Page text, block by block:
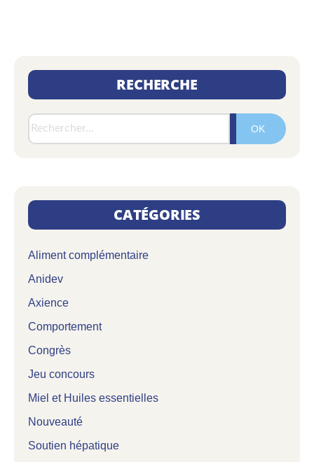
RECHERCHE
CATÉGORIES
Aliment complémentaire
Anidev
Axience
Comportement
Congrès
Jeu concours
Miel et Huiles essentielles
Nouveauté
Soutien hépatique